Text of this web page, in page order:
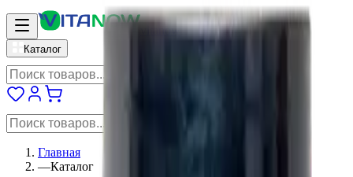
vitanow
Каталог
Главная
—Каталог